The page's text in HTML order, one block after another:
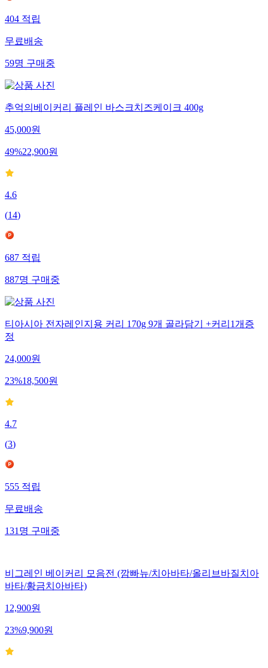
404적립
무료배송
59명구매중
추억의베이커리 플레인 바스크치즈케이크 400g
45,000원
49%22,900원
4.6
(14)
687적립
887명구매중
티아시아 전자레인지용 커리 170g 9개 골라담기 +커리1개증
정
24,000원
23%18,500원
4.7
(3)
555적립
무료배송
131명구매중
비그레인 베이커리 모음전 (깜빠뉴/치아바타/올리브바질치아
바타/황금치아바타)
12,900원
23%9,900원